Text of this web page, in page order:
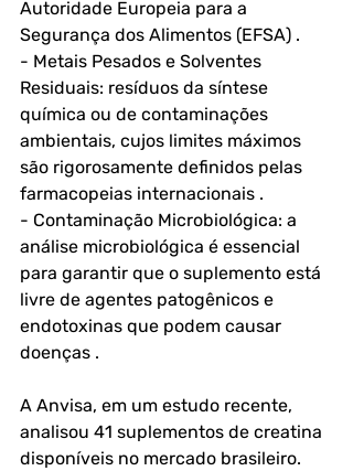
Autoridade Europeia para a
Segurança dos Alimentos (EFSA) .
- Metais Pesados e Solventes
Residuais: resíduos da síntese
química ou de contaminações
ambientais, cujos limites máximos
são rigorosamente definidos pelas
farmacopeias internacionais .
- Contaminação Microbiológica: a
análise microbiológica é essencial
para garantir que o suplemento está
livre de agentes patogênicos e
endotoxinas que podem causar
doenças .
A Anvisa, em um estudo recente,
analisou 41 suplementos de creatina
disponíveis no mercado brasileiro.